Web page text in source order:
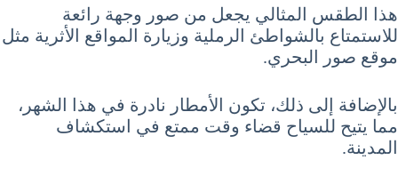
هذا الطقس المثالي يجعل من صور وجهة رائعة
للاستمتاع بالشواطئ الرملية وزيارة المواقع الأثرية مثل
موقع صور البحري.
بالإضافة إلى ذلك، تكون الأمطار نادرة في هذا الشهر،
مما يتيح للسياح قضاء وقت ممتع في استكشاف
المدينة.